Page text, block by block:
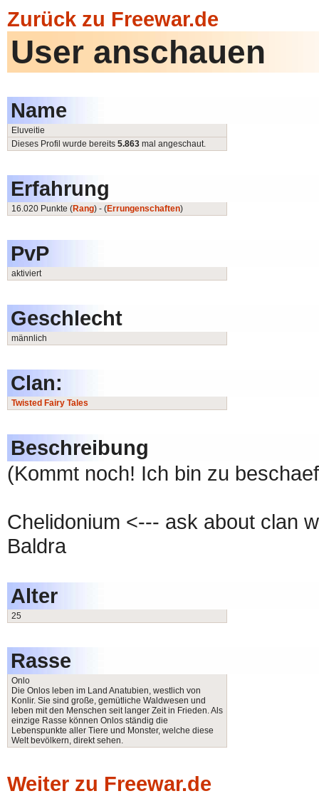
Zurück zu Freewar.de
User anschauen
Name
Eluveitie
Dieses Profil wurde bereits 5.863 mal angeschaut.
Erfahrung
16.020 Punkte (Rang) - (Errungenschaften)
PvP
aktiviert
Geschlecht
männlich
Clan:
Twisted Fairy Tales
Beschreibung
(Kommt noch! Ich bin zu
Chelidonium <--- ask about clan
Baldra
Alter
25
Rasse
Onlo
Die Onlos leben im Land Anatubien, westlich von
Konlir. Sie sind große, gemütliche Waldwesen und
leben mit den Menschen seit langer Zeit in Frieden. Als
einzige Rasse können Onlos ständig die
Lebenspunkte aller Tiere und Monster, welche diese
Welt bevölkern, direkt sehen.
Weiter zu Freewar.de